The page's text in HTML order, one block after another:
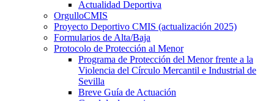
Actualidad Deportiva
OrgulloCMIS
Proyecto Deportivo CMIS (actualización 2025)
Formularios de Alta/Baja
Protocolo de Protección al Menor
Programa de Protección del Menor frente a la
Violencia del Círculo Mercantil e Industrial de
Sevilla
Breve Guía de Actuación